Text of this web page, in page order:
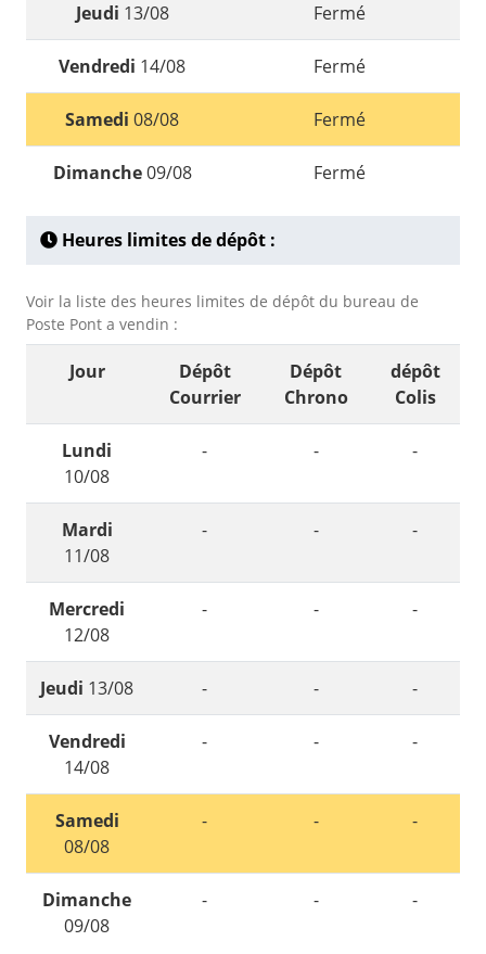
Jeudi 13/08 Fermé
Vendredi 14/08 Fermé
Samedi 08/08 Fermé
Dimanche09/08 Fermé
Heures limites de dépôt :
Voir la liste des heures limites de dépôt du bureau de
Poste Pont a vendin :
Jour
Dépôt
Courrier
Dépôt
Chrono
dépôt
Colis
Lundi
10/08
- - -
Mardi
11/08
- - -
Mercredi
12/08
- - -
Jeudi 13/08 - - -
Vendredi
14/08
- - -
Samedi
08/08
- - -
Dimanche
09/08
- - -